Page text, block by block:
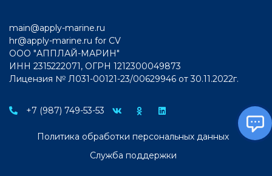
main@apply-marine.ru
hr@apply-marine.ru for CV
ООО "АППЛАЙ-МАРИН"
ИНН 2315222071, ОГРН 1212300049873
Лицензия № Л031-00121-23/00629946 от 30.11.2022г.
+7 (987) 749-53-53
Политика обработки персональных данных
Служба поддержки